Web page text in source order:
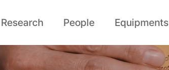
Research People Equipments